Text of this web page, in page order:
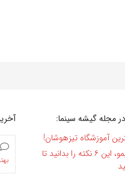
مجله گیشه سینما:
آموزشگاه تیزهوشان!
قبل از تمدید اشتراک فیلیمو، این ۶ نکته را بدانید تا